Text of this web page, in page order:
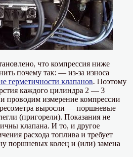
что компрессия ниже
почему так: — из-за износа
герметичности клапанов. Поэтому
каждого цилиндра 2 — 3
проводим измерение компрессии
выросли — поршневые
(пригорели). Показания не
клапана. И то, и другое
расхода топлива и требует
поршневых колец и (или) замена